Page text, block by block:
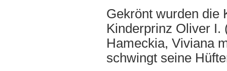
Gekrönt wurden die
Kinderprinz Oliver I.
Hameckia, Viviana
schwingt seine